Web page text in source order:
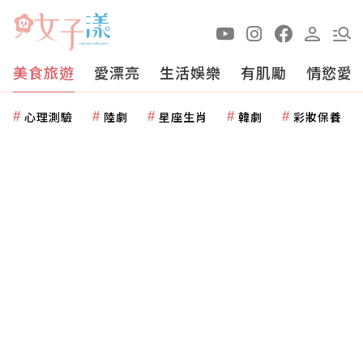
美食旅遊 愛漂亮 生活娛樂 有肌勵 情慾愛
心理測驗 陸劇 星座生肖 韓劇 彩妝保養